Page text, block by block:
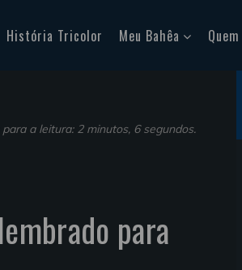
História Tricolor Meu Bahêa
a leitura: 2 minutos, 6 segundos.
para